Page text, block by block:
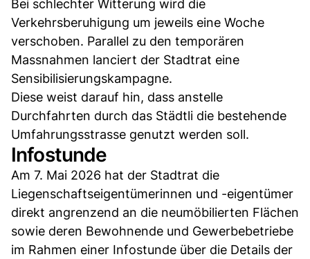
Bei schlechter Witterung wird die
Verkehrsberuhigung um jeweils eine Woche
verschoben. Parallel zu den temporären
Massnahmen lanciert der Stadtrat eine
Sensibilisierungskampagne.
Diese weist darauf hin, dass anstelle
Durchfahrten durch das Städtli die bestehende
Umfahrungsstrasse genutzt werden soll.
Infostunde
Am 7. Mai 2026 hat der Stadtrat die
Liegenschaftseigentümerinnen und -eigentümer
direkt angrenzend an die neumöbilierten Flächen
sowie deren Bewohnende und Gewerbebetriebe
im Rahmen einer Infostunde über die Details der